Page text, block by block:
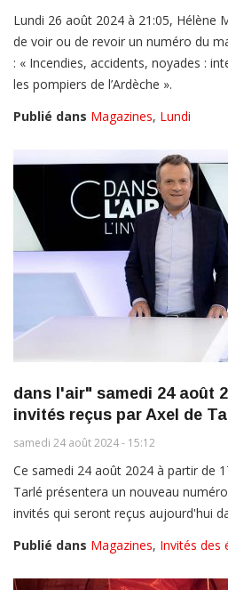
Lundi 26 août 2024 à 21:05, Hélène
de voir ou de revoir un numéro du
: « Incendies, accidents, noyades :
les pompiers de l’Ardèche ».
Publié dans Magazines, Lundi
dans l'air" samedi 24 août
invités reçus par Axel de
samedi 24 août 2024 - 15:12
Ce samedi 24 août 2024 à partir de
Tarlé présentera un nouveau
invités qui seront reçus aujourd'hui
Publié dans Magazines, Invités des